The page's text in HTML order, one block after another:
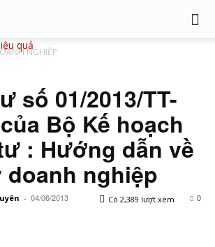
quả
NGHIỆP
số 01/2013/TT-
Bộ Kế hoạch
: Hướng dẫn về
doanh nghiệp
- 04/06/2013 0
Có 2,389 lượt xem